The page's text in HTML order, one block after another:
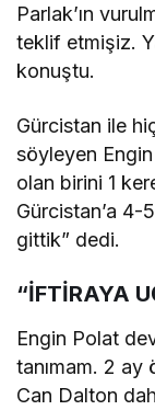
Parlak’ın
teklif etmişiz.
konuştu.
Gürcistan ile
söyleyen Engin
olan birini 1
Gürcistan’a
gittik” dedi.
“İFTİRAYA
Engin Polat
tanımam. 2
Can Dalton